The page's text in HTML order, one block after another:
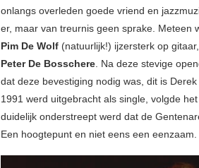
onlangs overleden goede vriend en
er, maar van treurnis geen sprake. Meteen
Pim De Wolf (natuurlijk!) ijzersterk op gitaar,
Peter De Bosschere. Na deze stevige
dat deze bevestiging nodig was, dit is
1991 werd uitgebracht als single, volgde
duidelijk onderstreept werd dat de
Een hoogtepunt en niet eens een eenzaam.